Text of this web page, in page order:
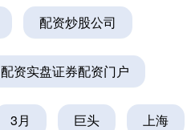
配资炒股公司
配资实盘证券配资门户
3月 巨头 上海